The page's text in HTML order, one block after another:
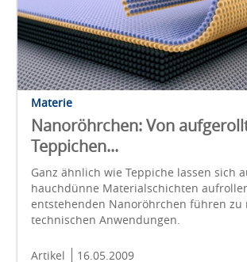
Materie
Nanoröhrchen: Von
Teppichen...
Ganz ähnlich wie Teppiche lassen sich
hauchdünne Materialschichten
entstehenden Nanoröhrchen führen zu
technischen Anwendungen.
Artikel 16.05.2009